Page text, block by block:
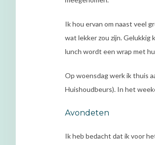
Ik hou ervan om naast veel
wat lekker zou zijn. Gelukkig
lunch wordt een wrap met
Op woensdag werk ik thuis
Huishoudbeurs). In het
Avondeten
Ik heb bedacht dat ik voor